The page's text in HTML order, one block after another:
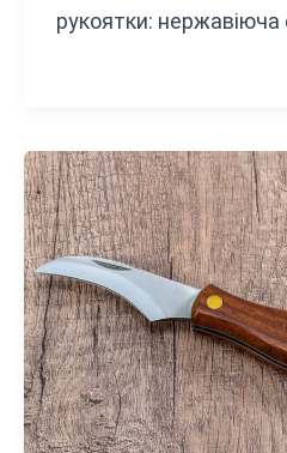
рукоятки: нержавіюча